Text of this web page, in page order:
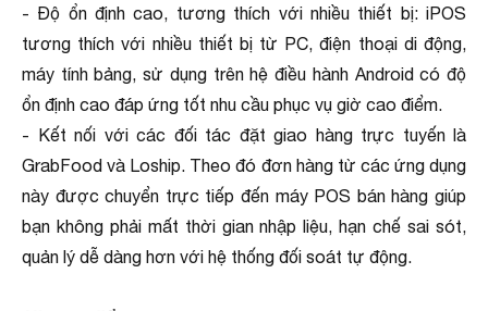
- Độ ổn định cao, tương thích với nhiều thiết bị: iPOS
tương thích với nhiều thiết bị từ PC, điện thoại di động,
máy tính bảng, sử dụng trên hệ điều hành Android có độ
ổn định cao đáp ứng tốt nhu cầu phục vụ giờ cao điểm.
- Kết nối với các đối tác đặt giao hàng trực tuyến là
GrabFood và Loship. Theo đó đơn hàng từ các ứng dụng
này được chuyển trực tiếp đến máy POS bán hàng giúp
bạn không phải mất thời gian nhập liệu, hạn chế sai sót,
quản lý dễ dàng hơn với hệ thống đối soát tự động.